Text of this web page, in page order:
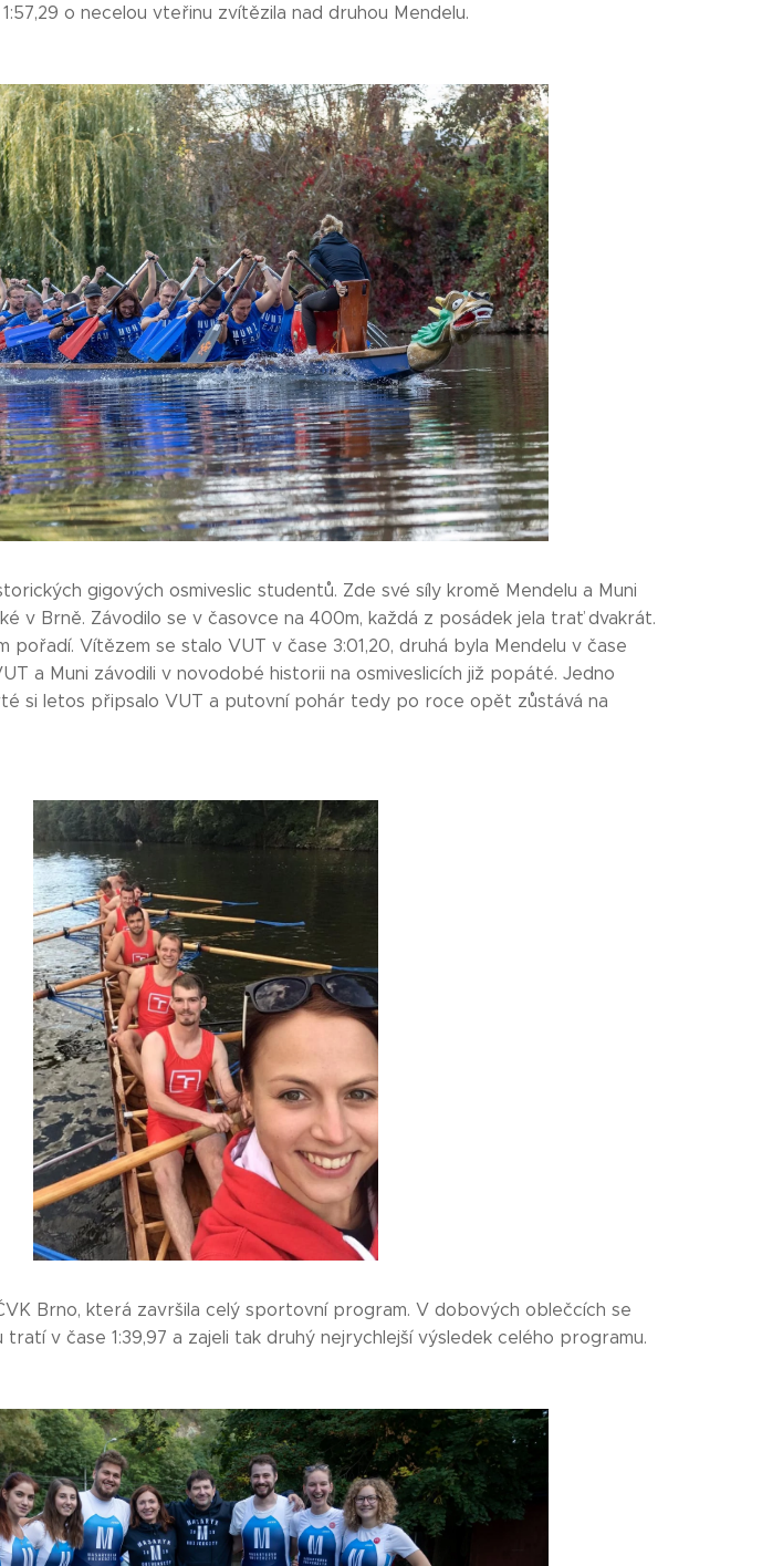
o necelou vteřinu zvítězila nad druhou Mendelu.
gigových osmiveslic studentů. Zde své síly kromě Mendelu a Muni
v Brně. Závodilo se v časovce na 400m, každá z posádek jela trať dvakrát.
pořadí. Vítězem se stalo VUT v čase 3:01,20, druhá byla Mendelu v čase
a Muni závodili v novodobé historii na osmiveslicích již popáté. Jedno
si letos připsalo VUT a putovní pohár tedy po roce opět zůstává na
Brno, která završila celý sportovní program. V dobových oblečcích se
v čase 1:39,97 a zajeli tak druhý nejrychlejší výsledek celého programu.